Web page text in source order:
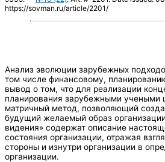
https://sovman.ru/article/2201/
Анализ эволюции зарубежных
том числе финансовому,
вывод о том, что для реализации
планирования зарубежными учеными
матричный метод, позволяющий
будущий желаемый образ
видения» содержат описание
состояния организации, отражая
стороны и изнутри организации в
организации.